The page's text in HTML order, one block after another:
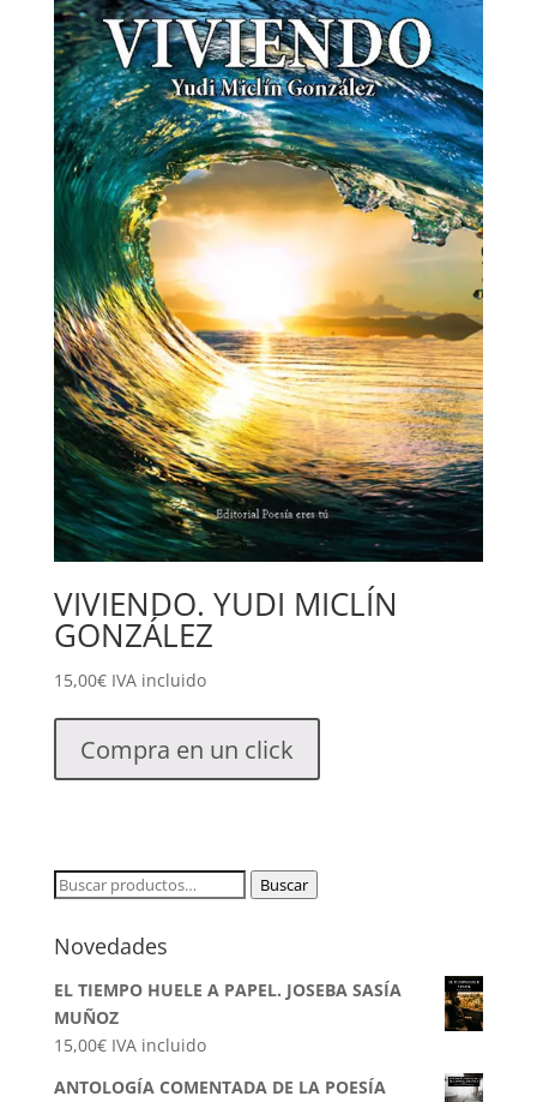
VIVIENDO. YUDI MICLÍN
GONZÁLEZ
15,00€ IVA incluido
Compra en un click
Buscar
Buscar
Novedades
EL TIEMPO HUELE A PAPEL. JOSEBA SASÍA
MUÑOZ
15,00€ IVA incluido
ANTOLOGÍA COMENTADA DE LA POESÍA